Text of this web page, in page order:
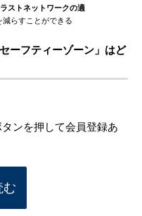
ストネットワークの適
らすことができる
ーフティーゾーン」はど
ンを押して会員登録あ
む